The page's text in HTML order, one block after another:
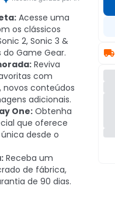
Acesse uma
os clássicos
2, Sonic 3 &
Game Gear.
Reviva
com
novos conteúdos
adicionais.
One:Obtenha
que oferece
desde o
Receba um
de fábrica,
de 90 dias.
